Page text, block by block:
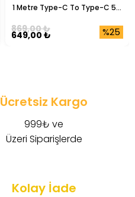
1 Metre Type-C To Type-C 5A
%25
649,00 ₺
869,00 ₺
Ücretsiz Kargo
999₺ ve
Üzeri Siparişlerde
Kolay İade